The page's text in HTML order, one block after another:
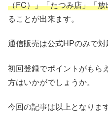
（FC）」「たつみ店」「
ることが出来ます。
通信販売は公式HPのみで対
初回登録でポイントがもら
方はいかがでしょうか。
今回の記事は以上となります